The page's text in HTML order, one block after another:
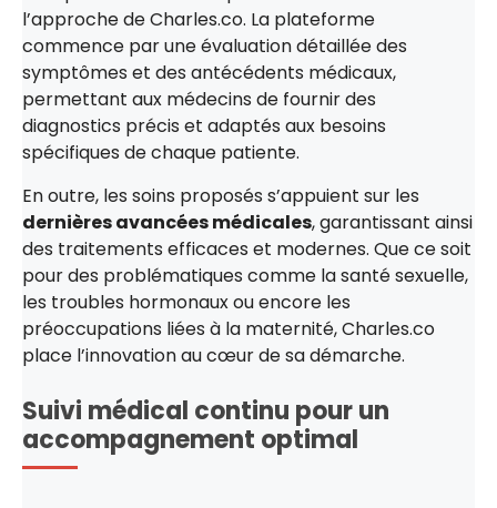
l’approche de Charles.co. La plateforme
commence par une évaluation détaillée des
symptômes et des antécédents médicaux,
permettant aux médecins de fournir des
diagnostics précis et adaptés aux besoins
spécifiques de chaque patiente.
En outre, les soins proposés s’appuient sur les
dernières avancées médicales, garantissant ainsi
des traitements efficaces et modernes. Que ce soit
pour des problématiques comme la santé sexuelle,
les troubles hormonaux ou encore les
préoccupations liées à la maternité, Charles.co
place l’innovation au cœur de sa démarche.
Suivi médical continu pour un
accompagnement optimal